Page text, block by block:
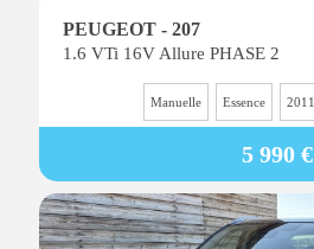
PEUGEOT - 207
1.6 VTi 16V Allure PHASE 2
Manuelle Essence 2011
5 990 €